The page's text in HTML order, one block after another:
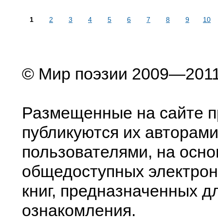
1 2 3 4 5 6 7 8 9 10
© Мир поэзии
Размещенные на сайте
публикуются их
пользователями, на
общедоступных
книг, предназначенных
ознакомления.